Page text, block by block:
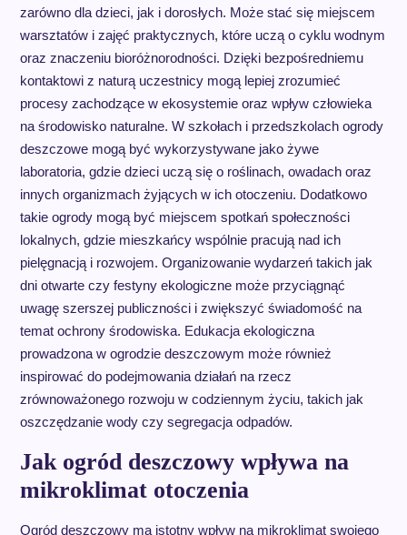
zarówno dla dzieci, jak i dorosłych. Może stać się miejscem
warsztatów i zajęć praktycznych, które uczą o cyklu wodnym
oraz znaczeniu bioróżnorodności. Dzięki bezpośredniemu
kontaktowi z naturą uczestnicy mogą lepiej zrozumieć
procesy zachodzące w ekosystemie oraz wpływ człowieka
na środowisko naturalne. W szkołach i przedszkolach ogrody
deszczowe mogą być wykorzystywane jako żywe
laboratoria, gdzie dzieci uczą się o roślinach, owadach oraz
innych organizmach żyjących w ich otoczeniu. Dodatkowo
takie ogrody mogą być miejscem spotkań społeczności
lokalnych, gdzie mieszkańcy wspólnie pracują nad ich
pielęgnacją i rozwojem. Organizowanie wydarzeń takich jak
dni otwarte czy festyny ekologiczne może przyciągnąć
uwagę szerszej publiczności i zwiększyć świadomość na
temat ochrony środowiska. Edukacja ekologiczna
prowadzona w ogrodzie deszczowym może również
inspirować do podejmowania działań na rzecz
zrównoważonego rozwoju w codziennym życiu, takich jak
oszczędzanie wody czy segregacja odpadów.
Jak ogród deszczowy wpływa na
mikroklimat otoczenia
Ogród deszczowy ma istotny wpływ na mikroklimat swojego